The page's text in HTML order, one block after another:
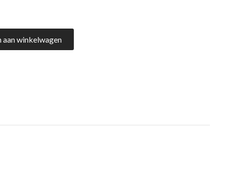
aan winkelwagen